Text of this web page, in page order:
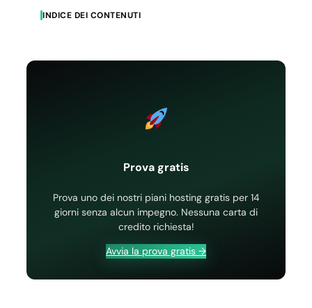
INDICE DEI CONTENUTI
Prova gratis
Prova uno dei nostri piani hosting gratis per 14
giorni senza alcun impegno. Nessuna carta di
credito richiesta!
Avvia la prova gratis →